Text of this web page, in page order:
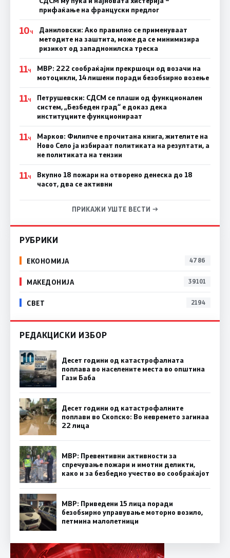
прифаќање на француски предлог
10Ч
Даниловски: Ако правилно се применуваат
методите на заштита, може да се минимизира
ризикот од западнонилска треска
11Ч
МВР: 222 сообраќајни прекршоци од возачи на
мотоцикли, 14 лишени поради безобѕирно возење
11Ч
Петрушевски: СДСМ се плаши од функционален
систем, „Безбеден град“ е доказ дека
институциите функционираат
11Ч
Марков: Филипче е прочитана книга, жителите на
Ново Село ја избираат политиката на резултати, а
не политиката на тензии
11Ч
Вкупно 18 пожари на отворено денеска до 18
часот, два се активни
ПРИКАЖИ УШТЕ ВЕСТИ →
РУБРИКИ
ЕКОНОМИЈА 4786
МАКЕДОНИЈА 39101
СВЕТ 2194
РЕДАКЦИСКИ ИЗБОР
Десет години од катастрофалната
поплава во населените места во општина
Гази Баба
Десет години од катастрофалните
поплави во Скопско: Во невремето загинаа
22 лица
МВР: Превентивни активности за
спречување пожари и имотни деликти,
како и за безбедно учество во сообраќајот
МВР: Приведени 15 лица поради
безобѕирно управување моторно возило,
петмина малолетници